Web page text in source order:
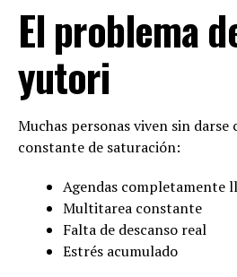
El problema
yutori
Muchas personas viven sin
constante de saturación:
Agendas completamente
Multitarea constante
Falta de descanso real
Estrés acumulado